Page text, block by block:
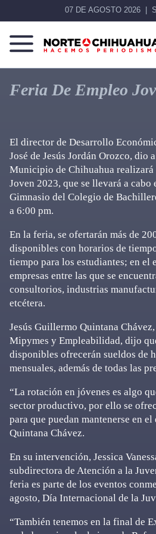
07 DE AGOSTO 2026
Norte
De
Chihuahua
Más
que
noticias,
Feria De Empleo
El director de Desarrollo
José de Jesús Jordán Orozco, dio
Municipio de Chihuahua realizará
Joven 2023, que se llevará a cabo
Gimnasio del Colegio de
a 6:00 pm.
En la feria, se ofertarán más de
disponibles con horarios de
tiempo para los estudiantes; en el
empresas entre las que se
consultorios, industrias
etcétera.
Jesús Guillermo Quintana
Mipymes y Empleabilidad, dijo
disponibles ofrecerán sueldos de
mensuales, además de todas las
“La rotación en jóvenes es algo
sector productivo, por ello se
para que puedan mantenerse en
Quintana Chávez.
En su intervención, Jessica
subdirectora de Atención a la
feria es parte de los eventos
agosto, Día Internacional de la
“También tenemos en la final de